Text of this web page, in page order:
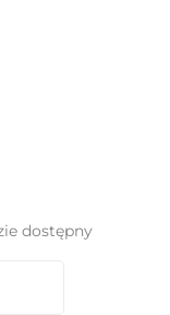
dostępny